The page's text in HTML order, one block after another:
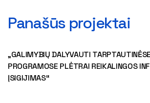
Panašūs projektai
„GALIMYBIŲ DALYVAUTI
PROGRAMOSE PLĖTRAI REIKALINGOS
ĮSIGIJIMAS“